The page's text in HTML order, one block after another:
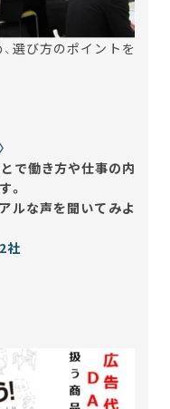
選び方のポイントを
で働き方や仕事の内
。
ルな声を聞いてみよ
社